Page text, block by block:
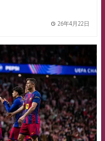
26年4月22日
FCB Barcelona badge